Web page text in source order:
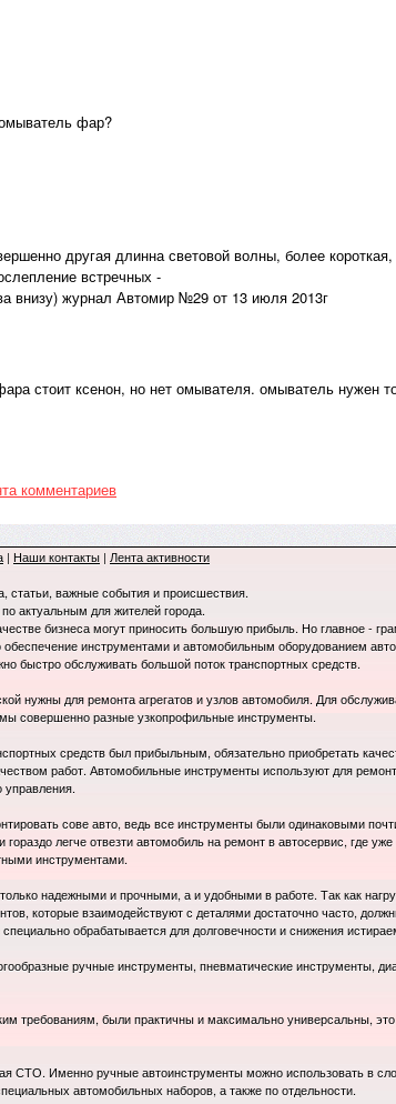
фар?
другая длинна световой волны, более
встречных -
внизу) журнал Автомир №29 от 13 июля 2013г
стоит ксенон, но нет омывателя. омыватель нужен
комментариев
| Наши контакты | Лента активности
статьи, важные события и происшествия.
актуальным для жителей города.
бизнеса могут приносить большую прибыль. Но главное -
инструментами и автомобильным оборудованием
быстро обслуживать большой поток транспортных средств.
нужны для ремонта агрегатов и узлов автомобиля. Для
совершенно разные узкопрофильные инструменты.
средств был прибыльным, обязательно приобретать
работ. Автомобильные инструменты используют для
управления.
сове авто, ведь все инструменты были одинаковыми
легче отвезти автомобиль на ремонт в автосервис, где
инструментами.
надежными и прочными, а и удобными в работе. Так как
которые взаимодействуют с деталями достаточно часто,
обрабатывается для долговечности и снижения
ручные инструменты, пневматические инструменты,
требованиям, были практичны и максимально универсальны,
СТО. Именно ручные автоинструменты можно использовать в
автомобильных наборов, а также по отдельности.